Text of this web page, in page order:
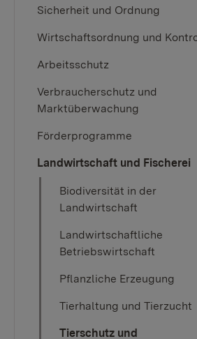
Sicherheit und Ordnung
Wirtschaftsordnung und
Arbeitsschutz
Verbraucherschutz und
Marktüberwachung
Förderprogramme
Landwirtschaft und Fischerei
Biodiversität in der
Landwirtschaft
Landwirtschaftliche
Betriebswirtschaft
Pflanzliche Erzeugung
Tierhaltung und Tierzucht
Tierschutz und